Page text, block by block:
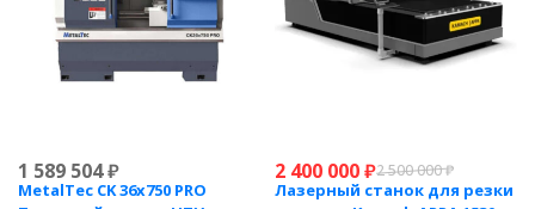
1 589 504₽
MetalTec CK 36x750 PRO
2 400 000₽2 500 000₽
Лазерный станок для резки